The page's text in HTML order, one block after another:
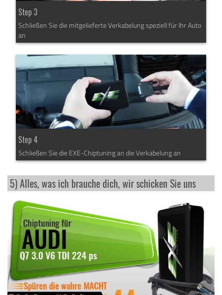
Step 3
Schließen Sie die mitgelieferte Verkabelung speziell für Ihr Auto
an
Step 4
Schließen Sie die EXE-Chiptuning an die Verkabelung an
5) Alles, was ich brauche dich, wir schicken Sie uns